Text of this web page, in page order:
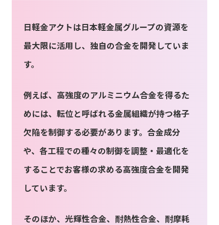
お問い合わせ
サステナビリティ
採用情報
日軽金アクトは日本軽金属グループの資源を
最大限に活用し、独自の合金を開発していま
す。
例えば、高強度のアルミニウム合金を得るた
めには、転位と呼ばれる金属組織が持つ格子
欠陥を制御する必要があります。合金成分
や、各工程での種々の制御を調整・最適化を
することでお客様の求める高強度合金を開発
しています。
そのほか、光輝性合金、耐熱性合金、耐摩耗